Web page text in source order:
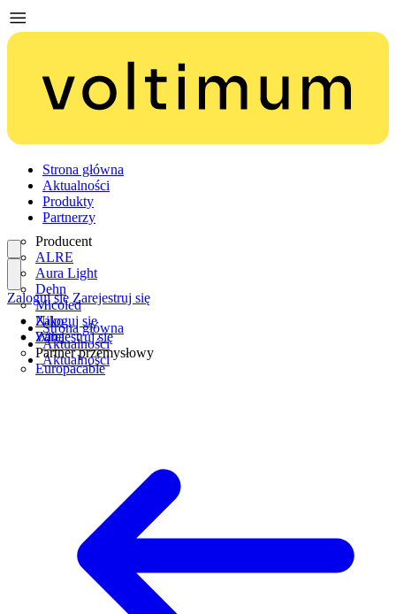
Strona główna
Aktualności
Produkty
Partnerzy
Producent
ALRE
Aura Light
Dehn
Micoled
Niko
Wiha
Partner przemysłowy
Europacable
Zaloguj się
Zarejestruj się
Zaloguj się Zarejestruj się
Strona główna
Aktualności
Aktualności